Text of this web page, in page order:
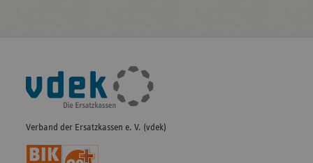
Fußleisten-
Navigation
Verband der Ersatzkassen e. V. (vdek)